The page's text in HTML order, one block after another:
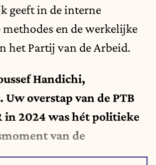
geeft in de interne
en de werkelijke
het Partij van de Arbeid.
Handichi,
Uw overstap van de PTB
in 2024 was hét politieke
van de